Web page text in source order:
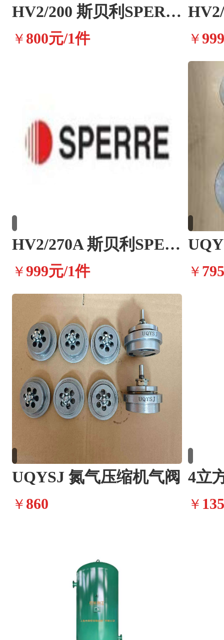
HV2/200 斯贝利SPERRE船舶空气压缩机配件
￥ 800元/1件 ￥
HV2/270A 斯贝利SPERRE船用空压机配件
￥999元/1件 ￥ 795
UQYSJ 氮气压缩机气阀
￥ 860 ￥